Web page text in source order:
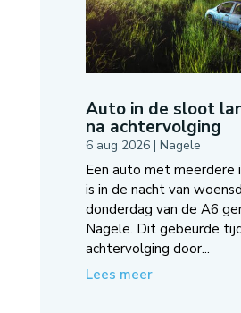
Auto in de sloot
na achtervolging
6 aug 2026| Nagele
Een auto met meerdere
is in de nacht van
donderdag van de A6
Nagele. Dit gebeurde
achtervolging door...
Lees meer